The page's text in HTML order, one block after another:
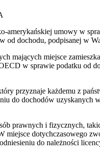
amerykańskiej umowy w
od dochodu, podpisanej w
mających miejsce
w sprawie podatku od
przyznaje każdemu z
do dochodów uzyskanych
prawnych i fizycznych,
dotychczasowego
do należności